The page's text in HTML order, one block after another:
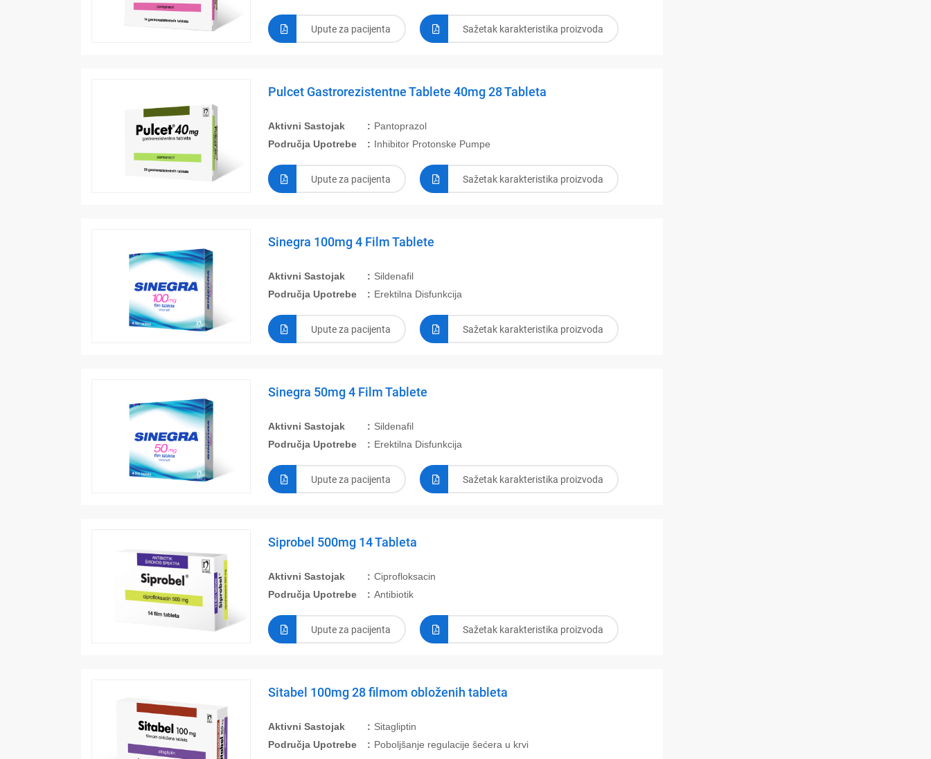
Upute za pacijenta Sažetak karakteristika proizvoda
Pulcet Gastrorezistentne Tablete 40mg 28 Tableta
Aktivni Sastojak
Pantoprazol
Područja Upotrebe
Inhibitor Protonske Pumpe
Upute za pacijenta Sažetak karakteristika proizvoda
Sinegra 100mg 4 Film Tablete
Aktivni Sastojak
Sildenafil
Područja Upotrebe
Erektilna Disfunkcija
Upute za pacijenta Sažetak karakteristika proizvoda
Sinegra 50mg 4 Film Tablete
Aktivni Sastojak
Sildenafil
Područja Upotrebe
Erektilna Disfunkcija
Upute za pacijenta Sažetak karakteristika proizvoda
Siprobel 500mg 14 Tableta
Aktivni Sastojak
Ciprofloksacin
Područja Upotrebe
Antibiotik
Upute za pacijenta Sažetak karakteristika proizvoda
Sitabel 100mg 28 filmom obloženih tableta
Aktivni Sastojak
Sitagliptin
Područja Upotrebe
Poboljšanje regulacije šećera u krvi